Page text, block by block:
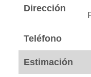
Dirección
Teléfono
Estimación